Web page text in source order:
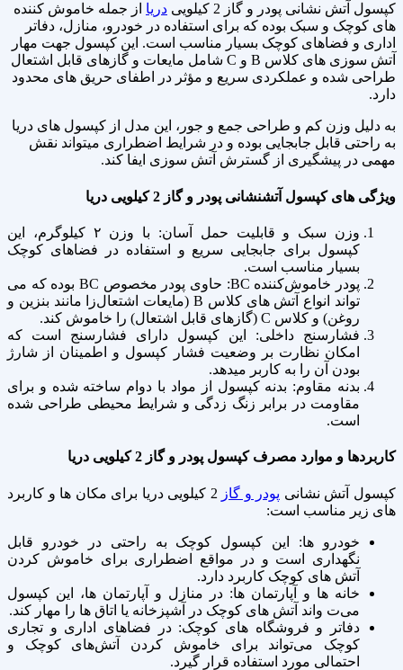
کپسول آتش نشانی پودر و گاز 2 کیلویی دریا از جمله خاموش‌ کننده‌
های کوچک و سبک بوده که برای استفاده در خودرو، منازل، دفاتر
اداری و فضاهای کوچک بسیار مناسب است. این کپسول جهت مهار
آتش‌ سوزی‌ های کلاس B و C شامل مایعات و گازهای قابل اشتعال
طراحی شده و عملکردی سریع و مؤثر در اطفای حریق‌ های محدود
دارد.
به‌ دلیل وزن کم و طراحی جمع‌ و جور، این مدل از کپسول‌ های دریا
به‌ راحتی قابل جابجایی بوده و در شرایط اضطراری میتواند نقش
مهمی در پیشگیری از گسترش آتش‌ سوزی ایفا کند.
ویژگی‌ های کپسول آتشنشانی پودر و گاز 2 کیلویی دریا
وزن سبک و قابلیت حمل آسان: با وزن ۲ کیلوگرم، این
کپسول برای جابجایی سریع و استفاده در فضاهای کوچک
بسیار مناسب است.
پودر خاموش‌کننده BC: حاوی پودر مخصوص BC بوده که می‌
تواند انواع آتش‌ های کلاس B (مایعات اشتعال‌زا مانند بنزین و
روغن) و کلاس C (گازهای قابل اشتعال) را خاموش کند.
فشارسنج داخلی: این کپسول دارای فشارسنج است که
امکان نظارت بر وضعیت فشار کپسول و اطمینان از شارژ
بودن آن را به کاربر میدهد.
بدنه مقاوم: بدنه کپسول از مواد با دوام ساخته شده و برای
مقاومت در برابر زنگ زدگی و شرایط محیطی طراحی شده
است.
کاربردها و موارد مصرف کپسول پودر و گاز 2 کیلویی دریا
کپسول آتش نشانی پودر و گاز
2 کیلویی دریا برای مکان‌ ها و کاربرد
های زیر مناسب است:
خودرو ها: این کپسول کوچک به راحتی در خودرو قابل
نگهداری است و در مواقع اضطراری برای خاموش کردن
آتش‌ های کوچک کاربرد دارد.
خانه‌ ها و آپارتمان‌ ها: در منازل و آپارتمان‌ ها، این کپسول
می‌ت واند آتش‌ های کوچک در آشپزخانه یا اتاق‌ ها را مهار کند.
دفاتر و فروشگاه‌ های کوچک: در فضاهای اداری و تجاری
کوچک می‌تواند برای خاموش کردن آتش‌های کوچک و
احتمالی مورد استفاده قرار گیرد.